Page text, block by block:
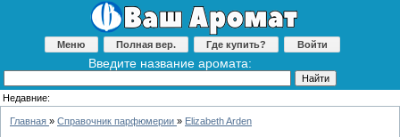
Меню Полная вер. Где купить? Войти
Введите название аромата:
Недавние:
Главная » Справочник парфюмерии » Elizabeth Arden